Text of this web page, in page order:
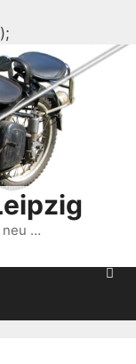
Inhalt
springen
neu …